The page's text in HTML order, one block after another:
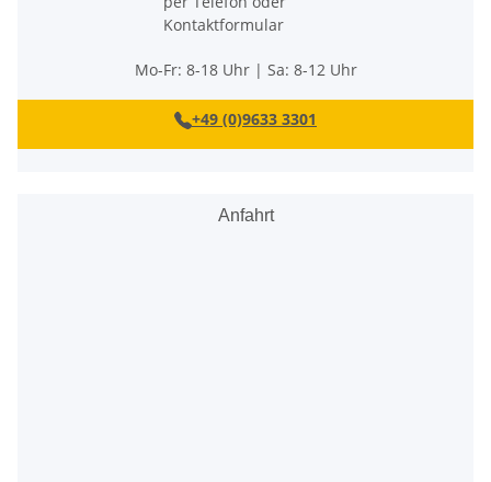
Mo-Fr: 8-18 Uhr | Sa: 8-12 Uhr
+49 (0)9633 3301
Anfahrt